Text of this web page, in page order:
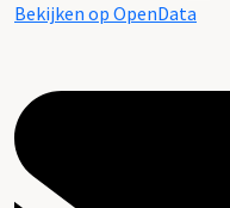
Bekijken op OpenData